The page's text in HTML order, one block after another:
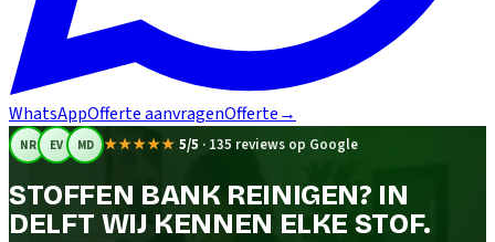
WhatsAppOfferte aanvragenOfferte→
NR EV MD ★★★★★ 5/5 · 135 reviews op Google
STOFFEN BANK REINIGEN? IN
DELFT WIJ KENNEN ELKE STOF.